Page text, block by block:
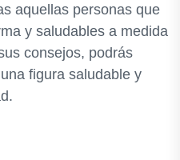
aquellas personas que
y saludables a medida
consejos, podrás
figura saludable y